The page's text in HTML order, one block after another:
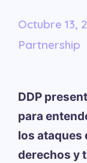
octubre 13,
Partnership
DDP
para
los ataques
derechos y